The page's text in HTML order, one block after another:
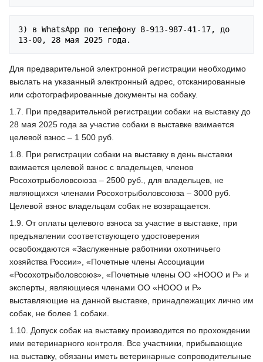
3) в WhatsApp по телефону 8-913-987-41-17, до
Для предварительной электронной регистрации необходимо
выслать на указанный электронный адрес, отсканированные
или сфотографированные документы на собаку.
1.7. При предварительной регистрации собаки на выставку до
28 мая 2025 года за участие собаки в выставке взимается
целевой взнос – 1 500 руб.
1.8. При регистрации собаки на выставку в день выставки
взимается целевой взнос с владельцев, членов
Росохотрыболовсоюза – 2500 руб., для владельцев, не
являющихся членами Росохотрыболовсоюза – 3000 руб.
Целевой взнос владельцам собак не возвращается.
1.9. От оплаты целевого взноса за участие в выставке, при
предъявлении соответствующего удостоверения
освобождаются «Заслуженные работники охотничьего
хозяйства России», «Почетные члены Ассоциации
«Росохотрыболовсоюз», «Почетные члены ОО «НООО и Р» и
эксперты, являющиеся членами ОО «НООО и Р»
выставляющие на данной выставке, принадлежащих лично им
собак, не более 1 собаки.
1.10. Допуск собак на выставку производится по прохождении
ими ветеринарного контроля. Все участники, прибывающие
на выставку, обязаны иметь ветеринарные сопроводительные